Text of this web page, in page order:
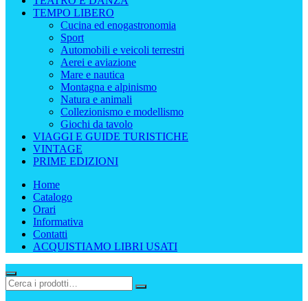
TEMPO LIBERO
Cucina ed enogastronomia
Sport
Automobili e veicoli terrestri
Aerei e aviazione
Mare e nautica
Montagna e alpinismo
Natura e animali
Collezionismo e modellismo
Giochi da tavolo
VIAGGI E GUIDE TURISTICHE
VINTAGE
PRIME EDIZIONI
Home
Catalogo
Orari
Informativa
Contatti
ACQUISTIAMO LIBRI USATI